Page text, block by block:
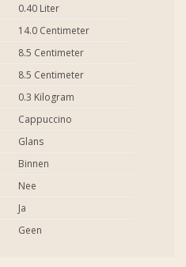
0.40 Liter
14.0 Centimeter
8.5 Centimeter
8.5 Centimeter
0.3 Kilogram
Cappuccino
Glans
Binnen
Nee
Ja
Geen